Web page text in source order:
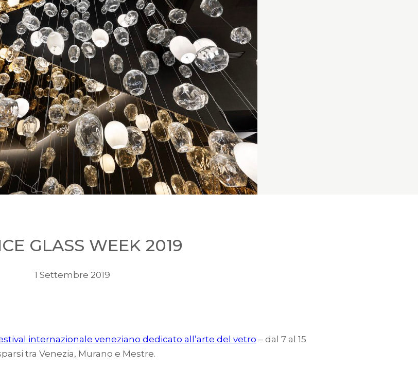
GLASS WEEK 2019
1 Settembre 2019
internazionale veneziano dedicato all’arte del vetro – dal 7 al 15
tra Venezia, Murano e Mestre.